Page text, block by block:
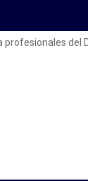
profesionales del